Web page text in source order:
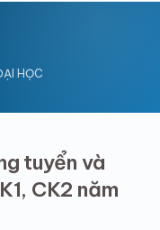
HỌC
tuyển và
CK2 năm